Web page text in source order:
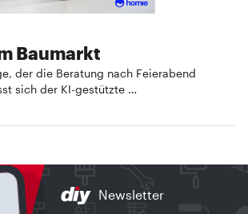
Baumarkt
der die Beratung nach Feierabend
sich der KI-gestützte …
Newsletter